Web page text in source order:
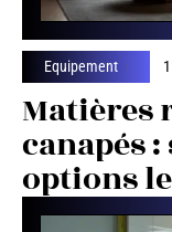
Equipement
Matières
canapés
options